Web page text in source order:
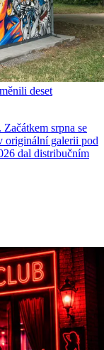
deset
srpna se
originální galerii pod
dal distribučním